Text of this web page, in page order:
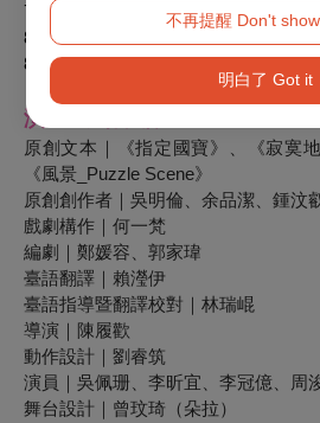
不再提醒 Don't
明白了 Got it
7/24（四）14:30
8/13（三）19:30
8/14（四）19:30
演出&製作團隊
原創文本｜《指定國寶》、《寂寞
《風景_Puzzle Scene》
原創創作者｜吳明倫、余品潔、鍾汶
戲劇構作｜何一梵
編劇｜鄭媛容、郭家瑋
臺語翻譯｜賴瀅伊
臺語指導暨翻譯校對｜林瑞崐
導演｜陳履歡
動作設計｜劉睿筑
演員｜ 吳佩珊、李昕宜、李冠億、周
舞台設計｜曾玟琦（朵拉）